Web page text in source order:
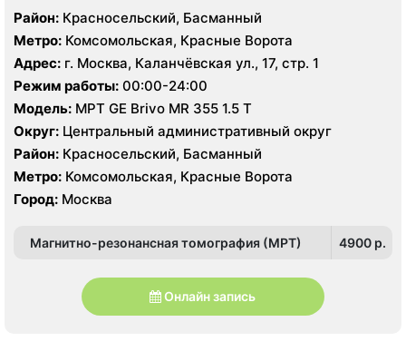
Район: Красносельский, Басманный
Метро: Комсомольская, Красные Ворота
Адрес: г. Москва, Каланчёвская ул., 17, стр. 1
Режим работы: 00:00-24:00
Модель: МРТ GE Brivo MR 355 1.5 Т
Округ: Центральный административный округ
Район: Красносельский, Басманный
Метро: Комсомольская, Красные Ворота
Город: Москва
Магнитно-резонансная томография (МРТ) 4900 p.
Онлайн запись